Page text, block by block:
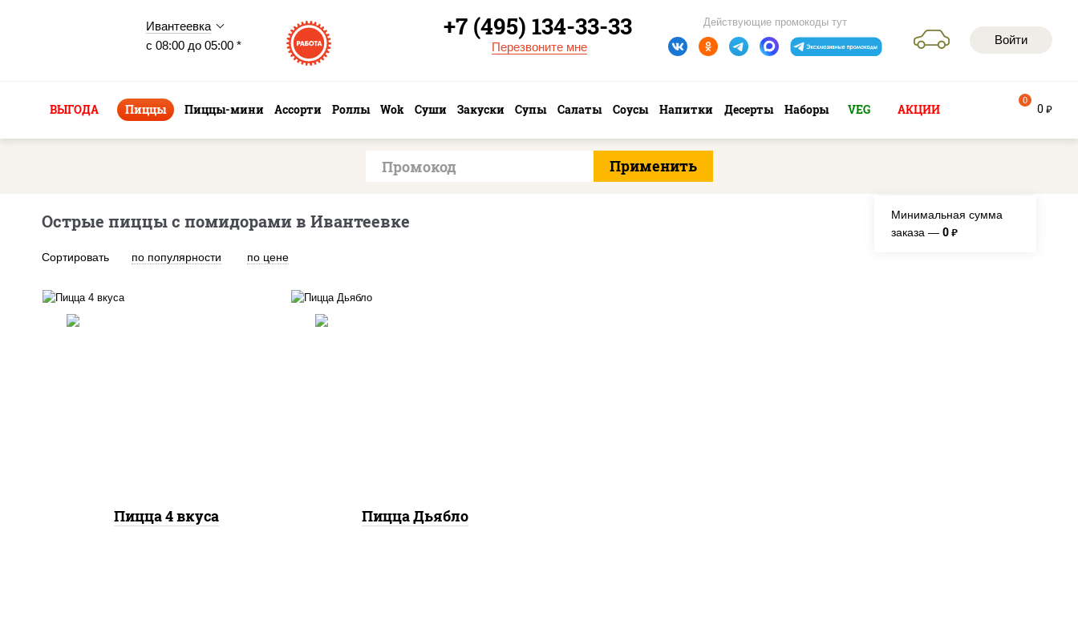
Ивантеевка
с 08:00 до 05:00 *
Войти
Действующие промокоды тут
+7 (495) 134-33-33
Перезвоните мне
ВЫГОДА Пиццы Пиццы-мини Ассорти Роллы Wok Суши Закуски Супы Салаты Соусы Напитки Десерты Наборы VEG АКЦИИ 0 руб
0
Острые пиццы с помидорами в Ивантеевке
Сортировать по популярности по цене
Минимальная сумма
заказа — 0 руб.
Пицца 4 вкуса Пицца Дьябло